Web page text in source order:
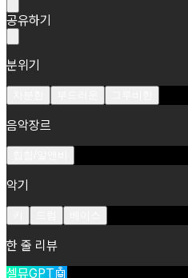
공유하기
분위기
음악장르
악기
한 줄 리뷰
셀뮤GPT🤖